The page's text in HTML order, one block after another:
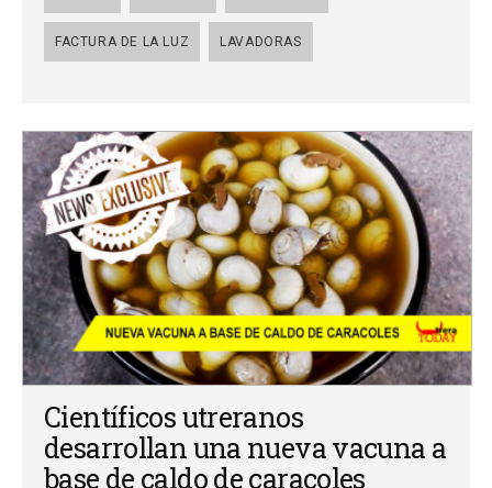
FACTURA DE LA LUZ LAVADORAS
Científicos utreranos
desarrollan una nueva vacuna a
base de caldo de caracoles